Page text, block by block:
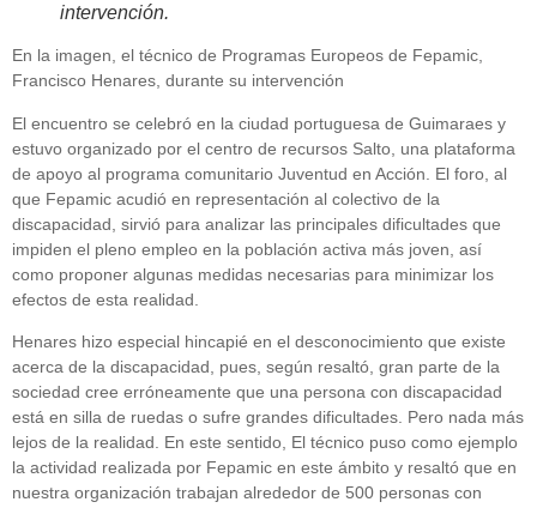
intervención.
En la imagen, el técnico de Programas Europeos de Fepamic,
Francisco Henares, durante su intervención
El encuentro se celebró en la ciudad portuguesa de Guimaraes y
estuvo organizado por el centro de recursos Salto, una plataforma
de apoyo al programa comunitario Juventud en Acción. El foro, al
que Fepamic acudió en representación al colectivo de la
discapacidad, sirvió para analizar las principales dificultades que
impiden el pleno empleo en la población activa más joven, así
como proponer algunas medidas necesarias para minimizar los
efectos de esta realidad.
Henares hizo especial hincapié en el desconocimiento que existe
acerca de la discapacidad, pues, según resaltó, gran parte de la
sociedad cree erróneamente que una persona con discapacidad
está en silla de ruedas o sufre grandes dificultades. Pero nada más
lejos de la realidad. En este sentido, El técnico puso como ejemplo
la actividad realizada por Fepamic en este ámbito y resaltó que en
nuestra organización trabajan alrededor de 500 personas con